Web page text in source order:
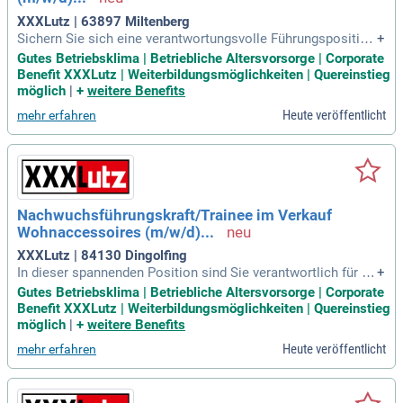
XXXLutz | 63897 Miltenberg
Sichern Sie sich eine verantwortungsvolle Führungsposition
im Lager-/Logistikbereich mit attraktiven Entwicklungsmögl
ichkeiten. Wir suchen erfahrene Teamleiter, die sich durch O
rganisationstalent und Engagement auszeichnen. Zu Ihren Q
ualifikationen gehören eine abgeschlossene Ausbildung ode
r mehrjährige Berufserfahrung in der Lagerlogistik. Genieße
n Sie ein angenehmes Betriebsklima und leistungsorientiert
e Vergütung. Profitieren Sie von umfangreichen Sozialleistu
ngen, Weiterbildungsmöglichkeiten und einem zusätzlichen
Urlaubstag zu Ihrem Geburtstag. Bewerben Sie sich jetzt un
d starten Sie Ihre Karriere bei XXXL mit tollen Perspektiven
und einem motivierten Team!
+
Gutes Betriebsklima | Betriebliche Altersvorsorge | Corporate
Benefit XXXLutz | Weiterbildungsmöglichkeiten | Quereinstieg
möglich | + weitere Benefits
mehr erfahren Heute veröffentlicht
Nachwuchsführungskraft/Trainee im Verkauf
Wohnaccessoires (m/w/d)...
XXXLutz | 84130 Dingolfing
In dieser spannenden Position sind Sie verantwortlich für V
erkaufs- und Preisgespräche mit Umsatzverantwortung. Ihre
Qualifikation umfasst eine abgeschlossene Berufsausbildun
g im Handel oder ein Studium mit Vertriebserfahrung. Führu
ngskompetenz und selbstständiges, erfolgsorientiertes Arb
eiten sind essenziell. Ein freundliches Auftreten gegenüber
Kunden und Kollegen sorgt für eine positive Arbeitsatmosph
äre. Wir bieten Ihnen einen abwechslungsreichen Arbeitspla
+
Gutes Betriebsklima | Betriebliche Altersvorsorge | Corporate
Benefit XXXLutz | Weiterbildungsmöglichkeiten | Quereinstieg
möglich | + weitere Benefits
mehr erfahren Heute veröffentlicht